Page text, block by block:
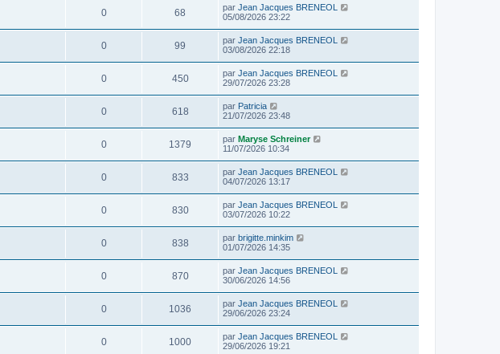
0 68 par Jean Jacques BRENEOL
05/08/2026 23:22
0 99 par Jean Jacques BRENEOL
03/08/2026 22:18
0 450 par Jean Jacques BRENEOL
29/07/2026 23:28
0 618 par Patricia
21/07/2026 23:48
0 1379 par Maryse Schreiner
11/07/2026 10:34
0 833 par Jean Jacques BRENEOL
04/07/2026 13:17
0 830 par Jean Jacques BRENEOL
03/07/2026 10:22
0 838 par brigitte.minkim
01/07/2026 14:35
0 870 par Jean Jacques BRENEOL
30/06/2026 14:56
0 1036 par Jean Jacques BRENEOL
29/06/2026 23:24
0 1000 par Jean Jacques BRENEOL
29/06/2026 19:21